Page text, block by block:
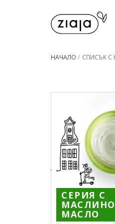
НАЧАЛО / СПИСЪК С
СЕРИЯ С
МАСЛО